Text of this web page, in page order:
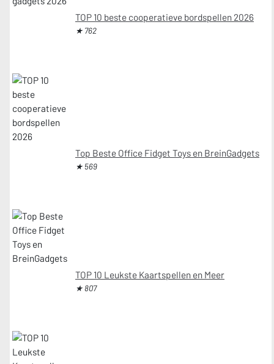
TOP 10 beste cooperatieve bordspellen 2026
★ 762
Top Beste Office Fidget Toys en BreinGadgets
★ 569
TOP 10 Leukste Kaartspellen en Meer
★ 807